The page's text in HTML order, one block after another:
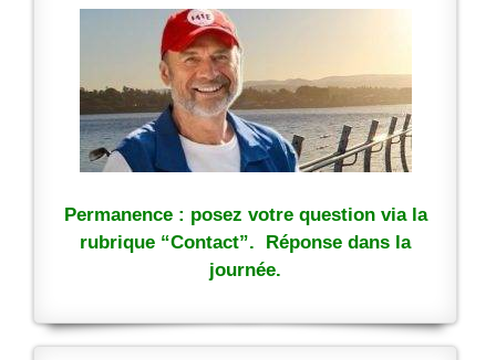
Permanence : posez votre question via la
rubrique “Contact”. Réponse dans la
journée.